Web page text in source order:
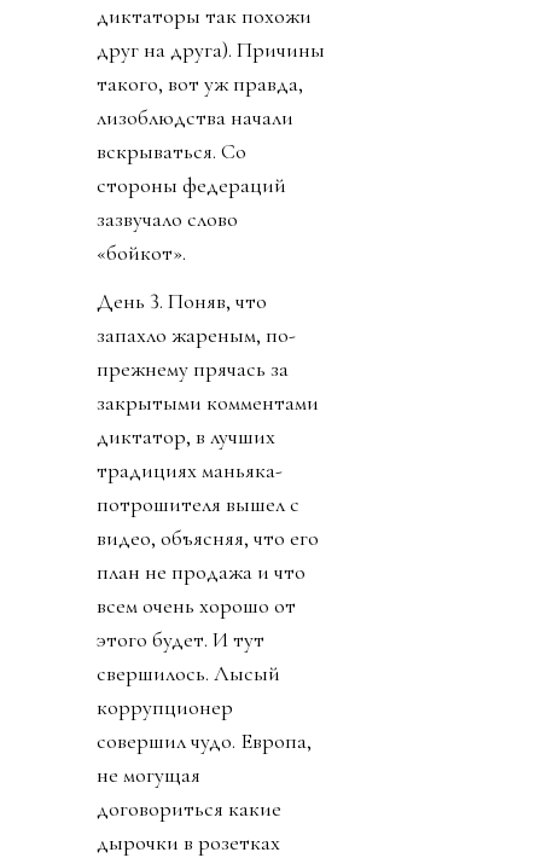
диктаторы так похожи
друг на друга). Причины
такого, вот уж правда,
лизоблюдства начали
вскрываться. Со
стороны федераций
зазвучало слово
«бойкот».
День 3. Поняв, что
запахло жареным, по-
прежнему прячась за
закрытыми комментами
диктатор, в лучших
традициях маньяка-
потрошителя вышел с
видео, объясняя, что его
план не продажа и что
всем очень хорошо от
этого будет. И тут
свершилось. Лысый
коррупционер
совершил чудо. Европа,
не могущая
договориться какие
дырочки в розетках